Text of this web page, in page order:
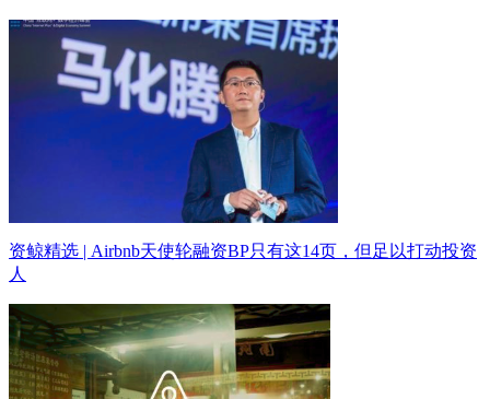
资鲸精选 | Airbnb天使轮融资BP只有这14页，但足以打动投资
人